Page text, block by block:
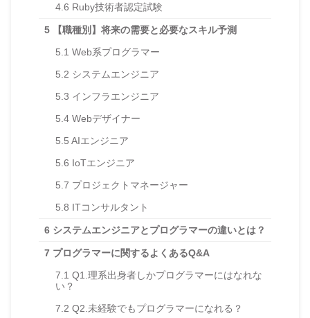
4.6 Ruby技術者認定試験
5 【職種別】将来の需要と必要なスキル予測
5.1 Web系プログラマー
5.2 システムエンジニア
5.3 インフラエンジニア
5.4 Webデザイナー
5.5 AIエンジニア
5.6 IoTエンジニア
5.7 プロジェクトマネージャー
5.8 ITコンサルタント
6 システムエンジニアとプログラマーの違いとは？
7 プログラマーに関するよくあるQ&A
7.1 Q1.理系出身者しかプログラマーにはなれな
い？
7.2 Q2.未経験でもプログラマーになれる？